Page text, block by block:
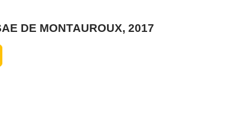
DE MONTAUROUX, 2017